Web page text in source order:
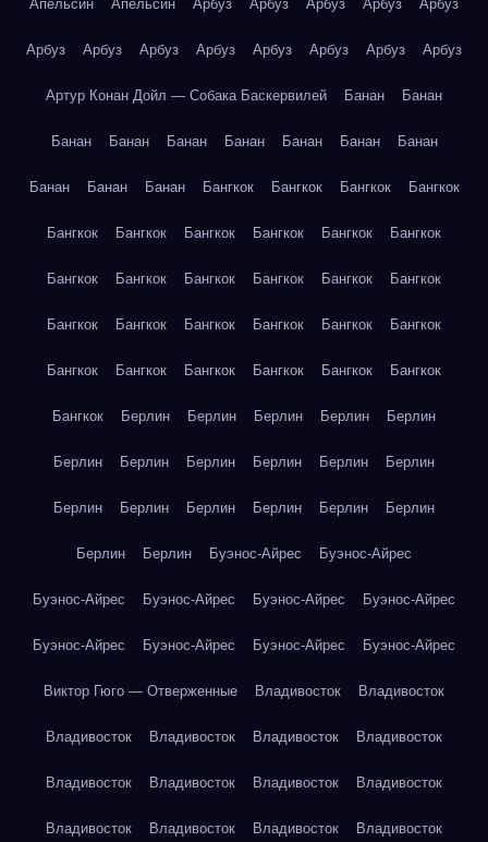
Апельсин Апельсин Арбуз Арбуз Арбуз Арбуз Арбуз
Арбуз Арбуз Арбуз Арбуз Арбуз Арбуз Арбуз Арбуз
Артур Конан Дойл — Собака Баскервилей Банан Банан
Банан Банан Банан Банан Банан Банан Банан
Банан Банан Банан Бангкок Бангкок Бангкок Бангкок
Бангкок Бангкок Бангкок Бангкок Бангкок Бангкок
Бангкок Бангкок Бангкок Бангкок Бангкок Бангкок
Бангкок Бангкок Бангкок Бангкок Бангкок Бангкок
Бангкок Бангкок Бангкок Бангкок Бангкок Бангкок
Бангкок Берлин Берлин Берлин Берлин Берлин
Берлин Берлин Берлин Берлин Берлин Берлин
Берлин Берлин Берлин Берлин Берлин Берлин
Берлин Берлин Буэнос-Айрес Буэнос-Айрес
Буэнос-Айрес Буэнос-Айрес Буэнос-Айрес Буэнос-Айрес
Буэнос-Айрес Буэнос-Айрес Буэнос-Айрес Буэнос-Айрес
Виктор Гюго — Отверженные Владивосток Владивосток
Владивосток Владивосток Владивосток Владивосток
Владивосток Владивосток Владивосток Владивосток
Владивосток Владивосток Владивосток Владивосток